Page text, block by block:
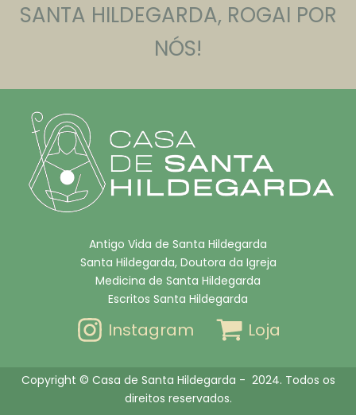
SANTA HILDEGARDA, ROGAI POR
NÓS!
Antigo Vida de Santa Hildegarda
Santa Hildegarda, Doutora da Igreja
Medicina de Santa Hildegarda
Escritos Santa Hildegarda
Instagram Loja
Copyright © Casa de Santa Hildegarda - 2024. Todos os
direitos reservados.